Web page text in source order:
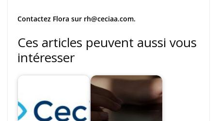
Contactez Flora sur rh@ceciaa.com.
Ces articles peuvent aussi vous
intéresser